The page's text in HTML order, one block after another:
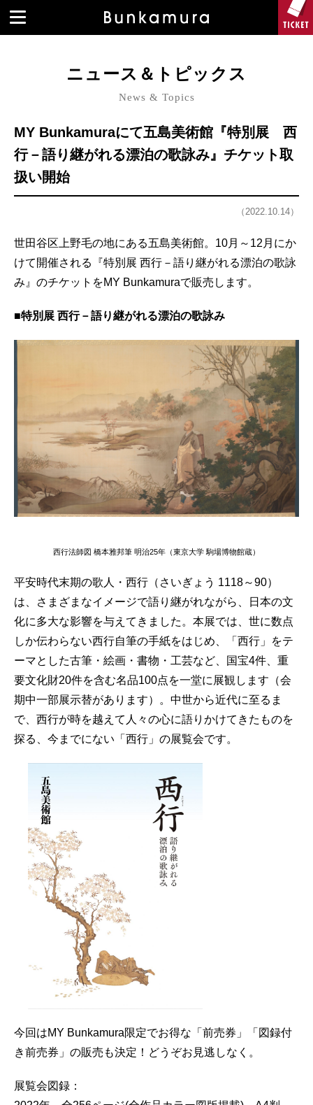
ニュース＆トピックス
News & Topics
MY Bunkamuraにて五島美術館『特別展 西
行－語り継がれる漂泊の歌詠み』チケット取
扱い開始
（2022.10.14）
世田谷区上野毛の地にある五島美術館。10月～12月にか
けて開催される『特別展 西行－語り継がれる漂泊の歌詠
み』のチケットをMY Bunkamuraで販売します。
■特別展 西行－語り継がれる漂泊の歌詠み
西行法師図 橋本雅邦筆 明治25年（東京大学 駒場博物館蔵）
平安時代末期の歌人・西行（さいぎょう 1118～90）
は、さまざまなイメージで語り継がれながら、日本の文
化に多大な影響を与えてきました。本展では、世に数点
しか伝わらない西行自筆の手紙をはじめ、「西行」をテ
ーマとした古筆・絵画・書物・工芸など、国宝4件、重
要文化財20件を含む名品100点を一堂に展観します（会
期中一部展示替があります）。中世から近代に至るま
で、西行が時を越えて人々の心に語りかけてきたものを
探る、今までにない「西行」の展覧会です。
今回はMY Bunkamura限定でお得な「前売券」「図録付
き前売券」の販売も決定！どうぞお見逃しなく。
展覧会図録：